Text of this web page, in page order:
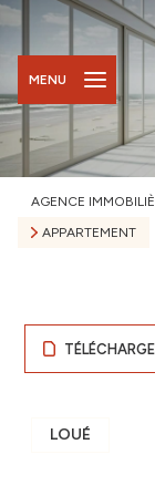
MENU
AGENCE
APPARTEMENT
LOUÉ